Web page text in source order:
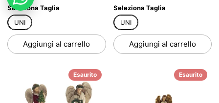
Seleziona Taglia
UNI
Aggiungi al carrello
Seleziona Taglia
UNI
Aggiungi al carrello
Esaurito Esaurito